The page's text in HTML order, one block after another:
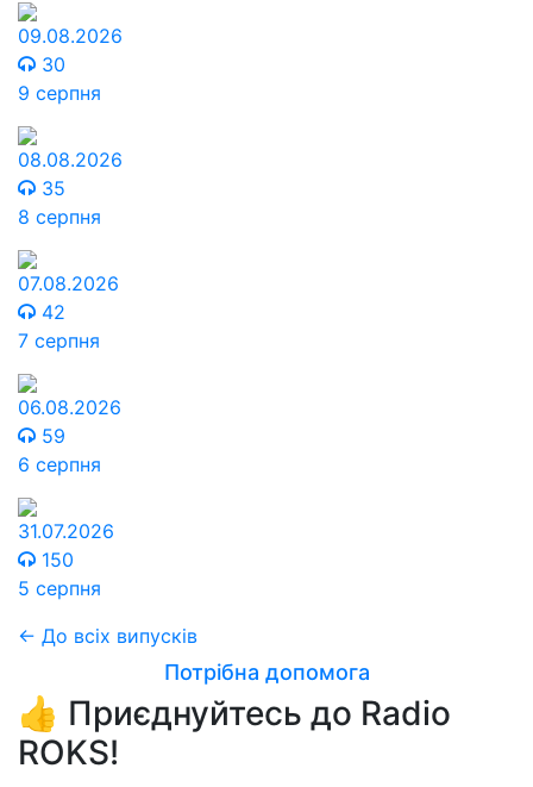
09.08.2026
30
9 серпня
08.08.2026
35
8 серпня
07.08.2026
42
7 серпня
06.08.2026
59
6 серпня
31.07.2026
150
5 серпня
← До всіх випусків
Потрібна допомога
👍 Приєднуйтесь до Radio
ROKS!